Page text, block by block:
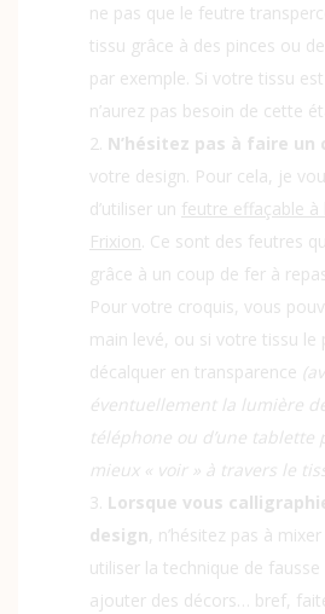
ne pas que le feutre
tissu grâce à des pinces ou
par exemple. Si votre tissu
n’aurez pas besoin de cette
N’hésitez pas à faire un
votre design. Pour cela, je
d’utiliser un feutre effaçable à
Frixion . Ce sont des feutres
grâce à un coup de fer à
Pour votre croquis, vous
main levé, ou si votre tissu le
décalquer en transparence
éventuellement la lumière
téléphone ou d’une tablette
mieux « voir » à travers le
Lorsque vous
design, n’hésitez pas à
utiliser la technique de fausse
ajouter des décors… bref,